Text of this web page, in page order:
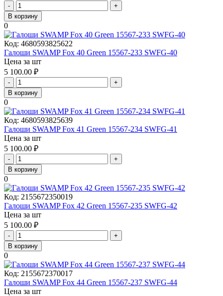
-
+
В корзину
0
Код: 4680593825622
Галоши SWAMP Fox 40 Green 15567-233 SWFG-40
Цена за шт
5 100.00 ₽
-
+
В корзину
0
Код: 4680593825639
Галоши SWAMP Fox 41 Green 15567-234 SWFG-41
Цена за шт
5 100.00 ₽
-
+
В корзину
0
Код: 2155672350019
Галоши SWAMP Fox 42 Green 15567-235 SWFG-42
Цена за шт
5 100.00 ₽
-
+
В корзину
0
Код: 2155672370017
Галоши SWAMP Fox 44 Green 15567-237 SWFG-44
Цена за шт